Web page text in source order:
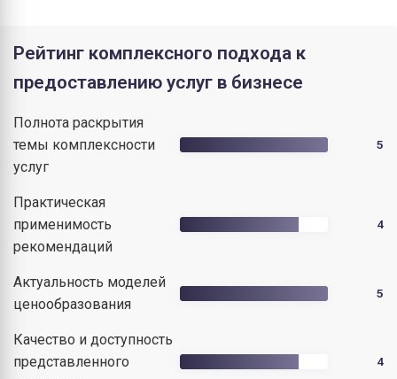
Рейтинг комплексного подхода к
предоставлению услуг в бизнесе
Полнота раскрытия
темы комплексности
услуг
5
Практическая
применимость
рекомендаций
4
Актуальность моделей
ценообразования
5
Качество и доступность
представленного
4